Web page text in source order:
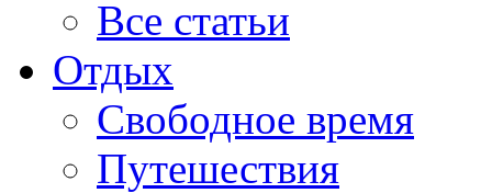
Все статьи
Отдых
Свободное время
Путешествия